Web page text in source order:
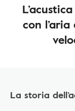
con
La storia